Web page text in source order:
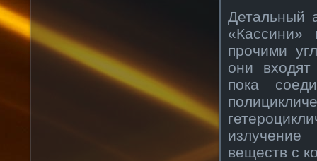
Детальный
прочими
они
пока
веществ с